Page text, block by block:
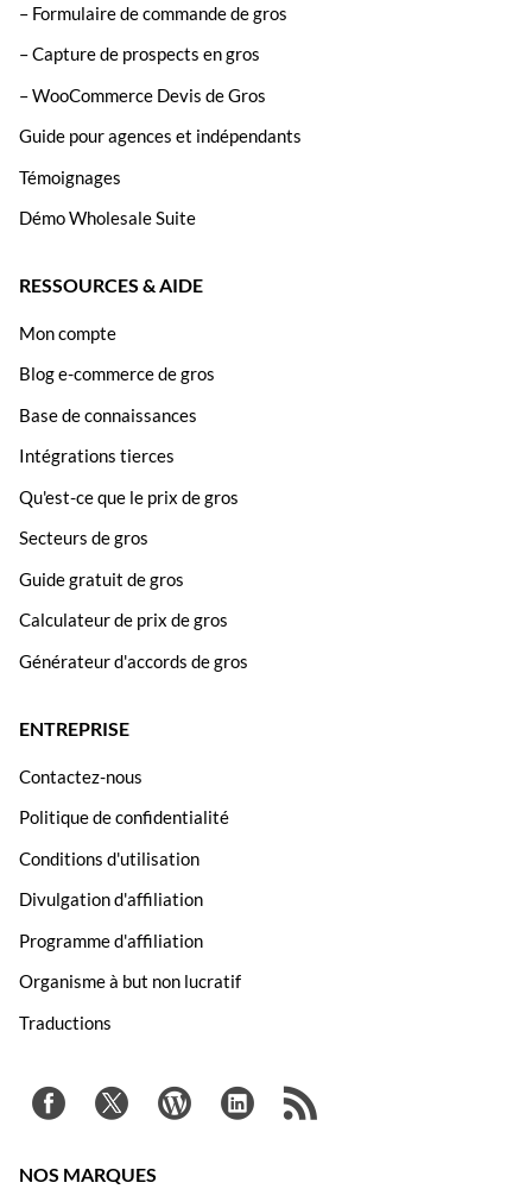
– Formulaire de commande de gros
– Capture de prospects en gros
– WooCommerce Devis de Gros
Guide pour agences et indépendants
Témoignages
Démo Wholesale Suite
RESSOURCES & AIDE
Mon compte
Blog e-commerce de gros
Base de connaissances
Intégrations tierces
Qu'est-ce que le prix de gros
Secteurs de gros
Guide gratuit de gros
Calculateur de prix de gros
Générateur d'accords de gros
ENTREPRISE
Contactez-nous
Politique de confidentialité
Conditions d'utilisation
Divulgation d'affiliation
Programme d'affiliation
Organisme à but non lucratif
Traductions
NOS MARQUES